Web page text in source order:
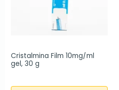
Cristalmina Film 10mg/ml
gel, 30 g